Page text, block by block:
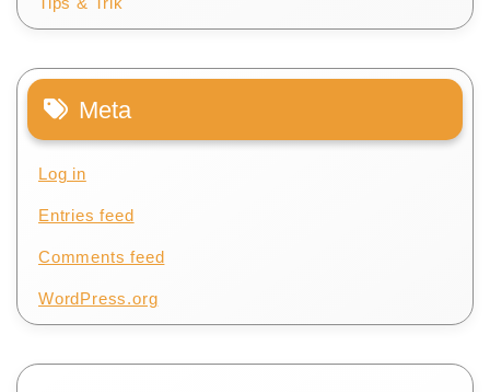
Meta
Log in
Entries feed
Comments feed
WordPress.org